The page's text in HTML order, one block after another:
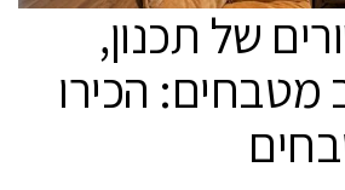
של תכנון,
מטבחים: הכירו